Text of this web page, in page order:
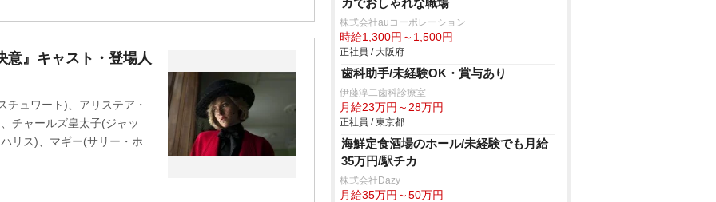
意』キャスト・登場人
チュワート)、アリステア・
チャールズ皇太子(ジャッ
リス)、マギー(サリー・ホ
カでおしゃれな職場
株式会社auコーポレーション
時給1,300円～1,500円
正社員 / 大阪府
歯科助手/未経験OK・賞与あり
伊藤淳二歯科診療室
月給23万円～28万円
正社員 / 東京都
海鮮定食酒場のホール/未経験でも月給
35万円/駅チカ
株式会社Dazy
月給35万円～50万円